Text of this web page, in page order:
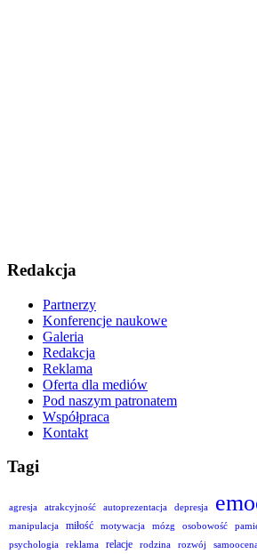
Redakcja
Partnerzy
Konferencje naukowe
Galeria
Redakcja
Reklama
Oferta dla mediów
Pod naszym patronatem
Współpraca
Kontakt
Tagi
agresja atrakcyjność autoprezentacja depresja
manipulacja
miłość motywacja mózg osobowość
psychologia
reklama relacje rodzina rozwój